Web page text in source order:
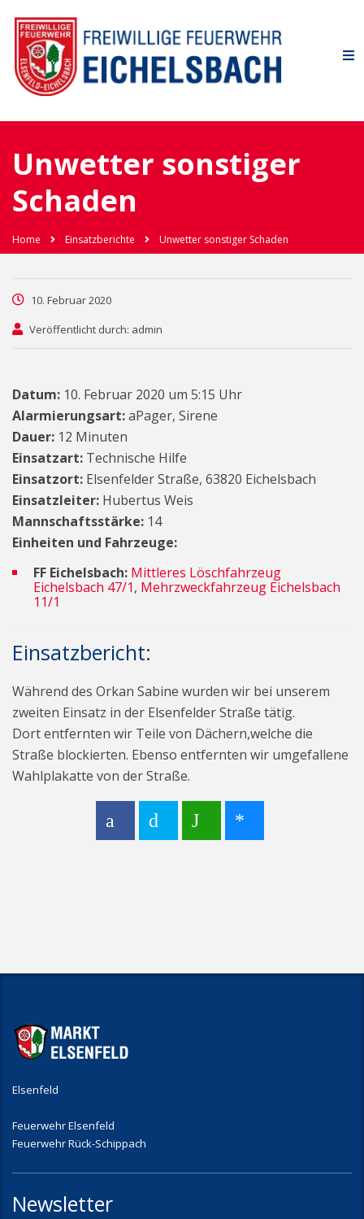
Unwetter sonstiger
Schaden
Home Einsatzberichte Unwetter sonstiger Schaden
10. Februar 2020
Veröffentlicht durch: admin
Datum: 10. Februar 2020 um 5:15 Uhr
Alarmierungsart:aPager, Sirene
Dauer: 12 Minuten
Einsatzart: Technische Hilfe
Einsatzort: Elsenfelder Straße, 63820 Eichelsbach
Einsatzleiter: Hubertus Weis
Mannschaftsstärke: 14
Einheiten und Fahrzeuge:
FF Eichelsbach: Mittleres Löschfahrzeug
Eichelsbach 47/1, Mehrzweckfahrzeug Eichelsbach
11/1
Einsatzbericht:
Während des Orkan Sabine wurden wir bei unserem
zweiten Einsatz in der Elsenfelder Straße tätig.
Dort entfernten wir Teile von Dächern,welche die
Straße blockierten. Ebenso entfernten wir umgefallene
Wahlplakatte von der Straße.
Elsenfeld
Feuerwehr Elsenfeld
Feuerwehr Rück-Schippach
Newsletter